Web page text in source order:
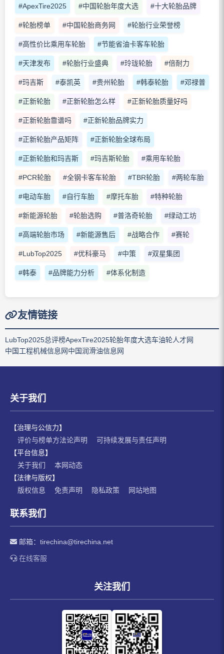
#ApexTire2025 #中国轮胎年度大选 #十大轮胎品牌
#轮胎榜单 #中国轮胎商务网 #轮胎行业荣誉榜
#高性价比乘用车轮胎 #节能省油卡客车轮胎
#天津发布 #轮胎行业盛典 #玲珑轮胎 #倍耐力
#玛吉斯 #泰凯英 #贵州轮胎 #韩泰轮胎 #邓禄普
#正新轮胎 #正新轮胎怎么样 #正新轮胎质量好吗
#正新轮胎靠谱吗 #正新轮胎品牌实力
#正新轮胎产品矩阵 #正新轮胎全球布局
#正新轮胎和玛吉斯 #玛吉斯轮胎 #乘用车轮胎
#PCR轮胎 #全钢卡客车轮胎 #TBR轮胎 #两轮车胎
#电动车胎 #自行车胎 #摩托车胎 #特种轮胎
#新能源轮胎 #轮胎选购 #普洛奇轮胎 #绿动工坊
#高端轮胎市场 #新能源售后 #战略合作 #赛轮
#LubTop2025 #优科豪马 #中策 #双星集团
#韩泰 #品牌能力分析 #体系化制造
友情链接
LubTop2025总评榜ApexTire2025轮胎年度大选车油轮人才网
中国工程机械信息网中国润滑油信息网
关于我们
【治理与公信力】
评价与榜单方法论声明
可持续发展与责任声明
【平台信息】
关于我们
本网动态
【法律与版权】
版权信息
免责声明 隐私政策 网站地图
联系我们
邮箱： tirechina@tirechina.net
在线客服
关注我们